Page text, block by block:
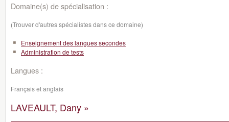
Domaine(s) de spécialisation :
(Trouver d'autres spécialistes dans ce domaine)
Enseignement des langues secondes
Administration de tests
Langues :
Français et anglais
LAVEAULT, Dany »